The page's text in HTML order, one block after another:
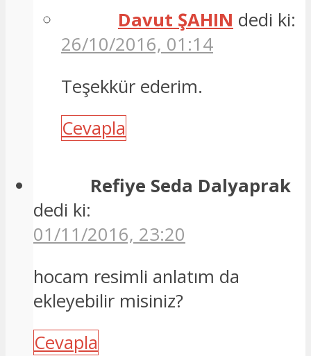
Davut ŞAHIN dedi ki:
26/10/2016, 01:14
Teşekkür ederim.
Cevapla
Refiye Seda Dalyaprak
dedi ki:
01/11/2016, 23:20
hocam resimli anlatım da
ekleyebilir misiniz?
Cevapla